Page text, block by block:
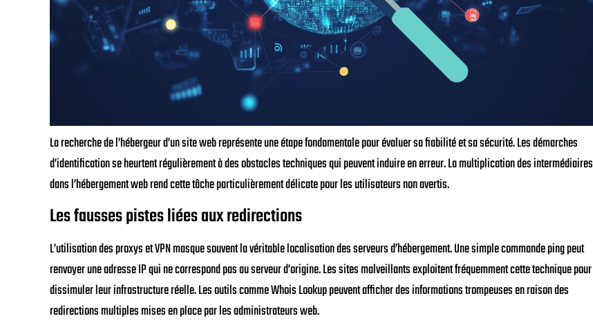
La recherche de l’hébergeur d’un site web représente une étape fondamentale pour évaluer sa fiabilité et sa sécurité. Les démarches
d’identification se heurtent régulièrement à des obstacles techniques qui peuvent induire en erreur. La multiplication des intermédiaires
dans l’hébergement web rend cette tâche particulièrement délicate pour les utilisateurs non avertis.
Les fausses pistes liées aux redirections
L’utilisation des proxys et VPN masque souvent la véritable localisation des serveurs d’hébergement. Une simple commande ping peut
renvoyer une adresse IP qui ne correspond pas au serveur d’origine. Les sites malveillants exploitent fréquemment cette technique pour
dissimuler leur infrastructure réelle. Les outils comme Whois Lookup peuvent afficher des informations trompeuses en raison des
redirections multiples mises en place par les administrateurs web.